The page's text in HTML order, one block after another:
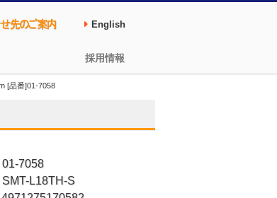
採用情報
English
[品番]01-7058
7058
L18TH-S